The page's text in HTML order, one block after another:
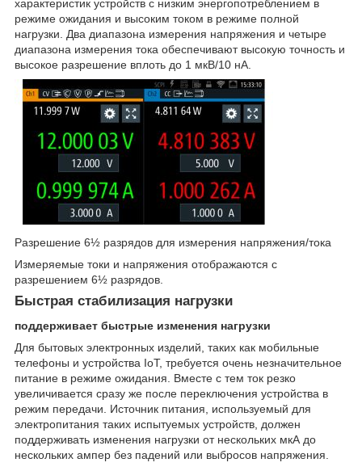
характеристик устройств с низким энергопотреблением в
режиме ожидания и высоким током в режиме полной
нагрузки. Два диапазона измерения напряжения и четыре
диапазона измерения тока обеспечивают высокую точность и
высокое разрешение вплоть до 1 мкВ/10 нА.
Разрешение 6½ разрядов для измерения напряжения/тока
Измеряемые токи и напряжения отображаются с
разрешением 6½ разрядов.
Быстрая стабилизация нагрузки
поддерживает быстрые изменения нагрузки
Для бытовых электронных изделий, таких как мобильные
телефоны и устройства IoT, требуется очень незначительное
питание в режиме ожидания. Вместе с тем ток резко
увеличивается сразу же после переключения устройства в
режим передачи. Источник питания, используемый для
электропитания таких испытуемых устройств, должен
поддерживать изменения нагрузки от нескольких мкА до
нескольких ампер без падений или выбросов напряжения.